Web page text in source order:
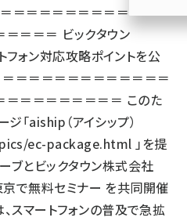
＝＝＝＝＝＝＝＝＝＝＝＝
＝＝＝ ビックタウン
ォン対応攻略ポイントを公
＝＝＝＝＝＝＝＝＝＝＝＝
＝＝＝＝＝＝＝＝ このた
ジ「aiship（アイシップ）
ec-package.html 」を提
ブとビックタウン株式会社
で無料セミナー を共同開催
スマートフォンの普及で急拡